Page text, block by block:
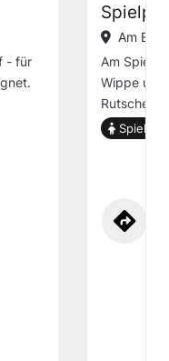
- für
Am
Am
Wippe und
Rutsche.